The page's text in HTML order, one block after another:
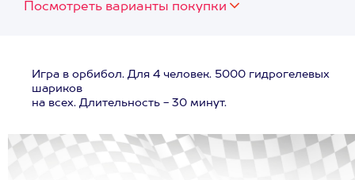
Посмотреть варианты покупки
Игра в орбибол. Для 4 человек. 5000 гидрогелевых
шариков
на всех. Длительность - 30 минут.